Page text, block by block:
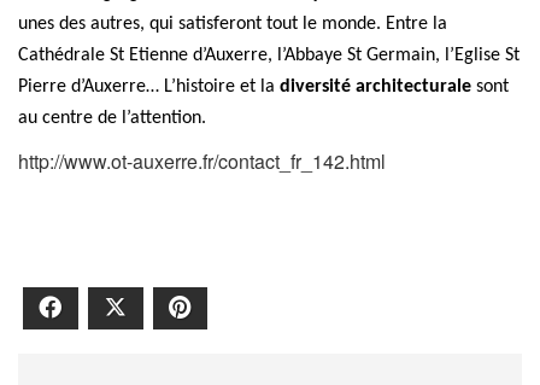
unes des autres, qui satisferont tout le monde. Entre la
Cathédrale St Etienne d’Auxerre, l’Abbaye St Germain, l’Eglise St
Pierre d’Auxerre… L’histoire et la diversité architecturale sont
au centre de l’attention.
http://www.ot-auxerre.fr/contact_fr_142.html
Facebook